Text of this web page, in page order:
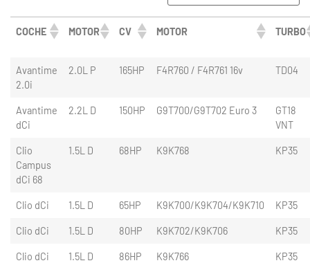
COCHE MOTOR CV MOTOR TURBO
Avantime
2.0i
2.0L P 165HP F4R760 / F4R761 16v TD04
Avantime
dCi
2.2L D 150HP G9T700/G9T702 Euro 3
GT18
VNT
Clio
Campus
dCi 68
1.5L D 68HP K9K768 KP35
Clio dCi 1.5L D 65HP K9K700/K9K704/K9K710 KP35
Clio dCi 1.5L D 80HP K9K702/K9K706 KP35
Clio dCi 1.5L D 86HP K9K766 KP35